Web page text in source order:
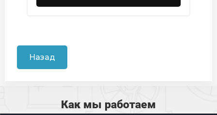
Назад
Как мы работаем